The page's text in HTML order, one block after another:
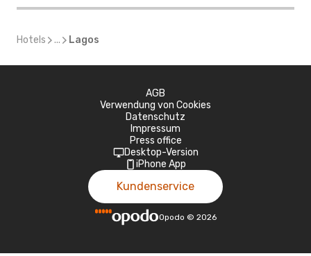
Hotels ... Lagos
AGB
Verwendung von Cookies
Datenschutz
Impressum
Press office
Desktop-Version
iPhone App
Kundenservice
Opodo © 2026